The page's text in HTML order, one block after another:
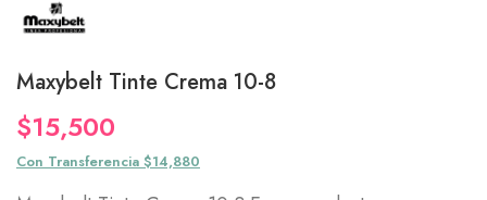
Maxybelt Tinte Crema 10-8
$15,500
Con Transferencia $14,880